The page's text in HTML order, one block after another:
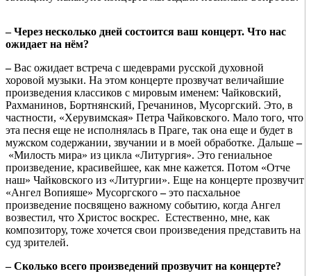
–Через несколько дней состоится ваш концерт. Что нас
ожидает на нём?
–Вас ожидает встреча с шедеврами русской духовной
хоровой музыки. На этом концерте прозвучат величайшие
произведения классиков с мировым именем: Чайковский,
Рахманинов, Бортнянский, Гречанинов, Мусоргский. Это, в
частности, «Херувимская» Петра Чайковского. Мало того, что
эта песня еще не исполнялась в Праге, так она еще и будет в
мужском содержании, звучании и в моей обработке. Дальше–
«Милость мира» из цикла «Литургия». Это гениальное
произведение, красивейшее, как мне кажется. Потом «Отче
наш» Чайковского из «Литургии». Еще на концерте прозвучит
«Ангел Вопияше» Мусоргского–это пасхальное
произведение посвящено важному событию, когда Ангел
возвестил, что Христос воскрес. Естественно, мне, как
композитору, тоже хочется свои произведения представить на
суд зрителей.
– Сколько всего произведений прозвучит на концерте?